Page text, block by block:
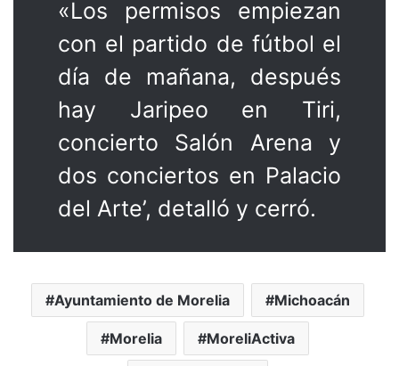
«Los permisos empiezan
con el partido de fútbol el
día de mañana, después
hay Jaripeo en Tiri,
concierto Salón Arena y
dos conciertos en Palacio
del Arte’, detalló y cerró.
Ayuntamiento de Morelia Michoacán
Morelia MoreliActiva